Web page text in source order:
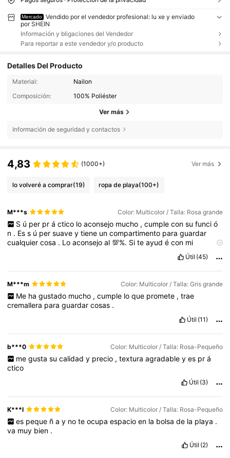
Mercado
Vendido por el vendedor profesional: lu xe y enviado
por SHEIN
Información y bligaciones del Vendedor
Para reportar a este vendedor y/o producto
Detalles Del Producto
Material:
Nailon
Composición:
100% Poliéster
Ver más
Información de seguridad y contactos
4,83 (1000+) Ver más
lo volveré a comprar(19) ropa de playa(100+)
M***s Color: Multicolor / Talla: Rosa grande
S ú per pr á ctico lo aconsejo mucho , cumple con su funci ó
n . Ess ú persuaveytiene uncompartimento paraguardar
cualquiercosa . Loaconsejoal💯%. Siteayudécon mi
Útil (45)
M***m Color: Multicolor / Talla: Gris grande
Me ha gustado mucho , cumple lo que promete , trae
cremallera paraguardarcosas .
Útil (11)
b***0 Color: Multicolor / Talla: Rosa-Pequeño
me gusta su calidad y precio , textura agradable y es pr á
ctico
Útil (3)
K***l Color: Multicolor / Talla: Rosa-Pequeño
es peque ñ a y no te ocupa espacio en la bolsa de la playa .
va muy bien .
Útil (2)